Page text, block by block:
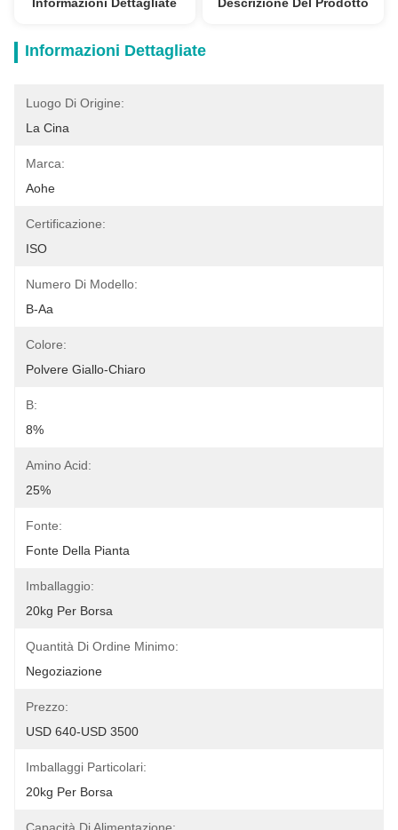
Informazioni Dettagliate
Luogo Di Origine:
La Cina
Marca:
Aohe
Certificazione:
ISO
Numero Di Modello:
B-Aa
Colore:
Polvere Giallo-Chiaro
B:
8%
Amino Acid:
25%
Fonte:
Fonte Della Pianta
Imballaggio:
20kg Per Borsa
Quantità Di Ordine Minimo:
Negoziazione
Prezzo:
USD 640-USD 3500
Imballaggi Particolari:
20kg Per Borsa